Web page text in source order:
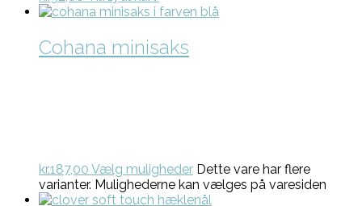
Cohana minisaks
kr.187,00 Vælg muligheder Dette vare har flere
varianter. Mulighederne kan vælges på varesiden